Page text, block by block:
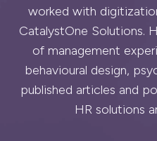
worked with
CatalystOne Solutions.
of management
behavioural design,
published articles and
HR solutions